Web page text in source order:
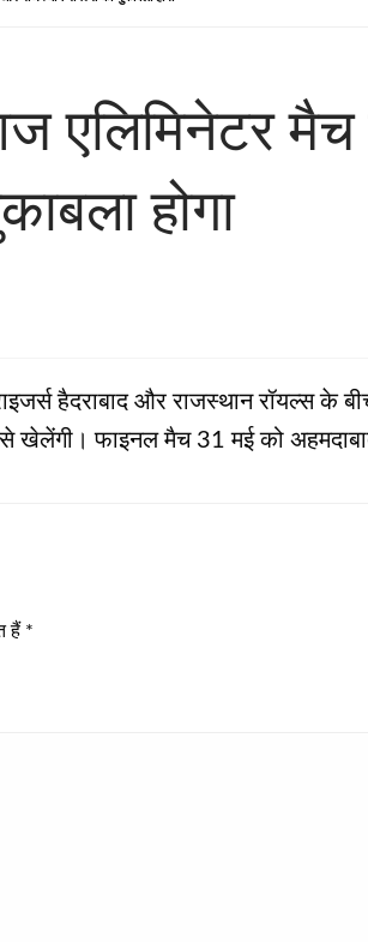
मैच
होगा
हैदराबाद और राजस्थान रॉयल्स के
खेलेंगी। फाइनल मैच 31 मई को
हैं *